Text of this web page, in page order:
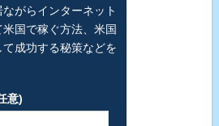
ながらインターネット
米国で稼ぐ方法、米国
て成功する秘策などを
意)